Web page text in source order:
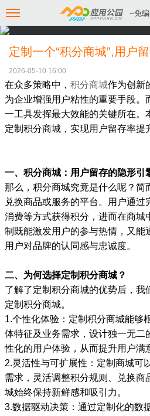
--免
定制一个“积分商城”,用户
2026-05-10 16:00
在众多策略中， 积分商城作为创新
为企业增强用户粘性的重要手段。
一工具发挥最大效能的关键所在。
定制积分商城，实现用户留存率提
一、积分商城：用户留存的隐形引
那么，积分商城究竟是什么呢？简
兑换商品或服务的平台。用户通
消费等方式获得积分，进而在商城
制既能激发用户的参与热情，又能
用户对品牌的认同感与忠诚度。
二、为何选择定制积分商城？
了解了定制积分商城的优势后，我
定制积分商城。
1.个性化体验：定制积分商城能够
体特征及业务需求，设计独一无二
性化的用户体验，从而提升用户满
2.灵活性与可扩展性：定制商城可
需求，灵活调整积分规则、兑换商
城始终保持新鲜感和吸引力。
3.数据驱动决策：通过定制化的数